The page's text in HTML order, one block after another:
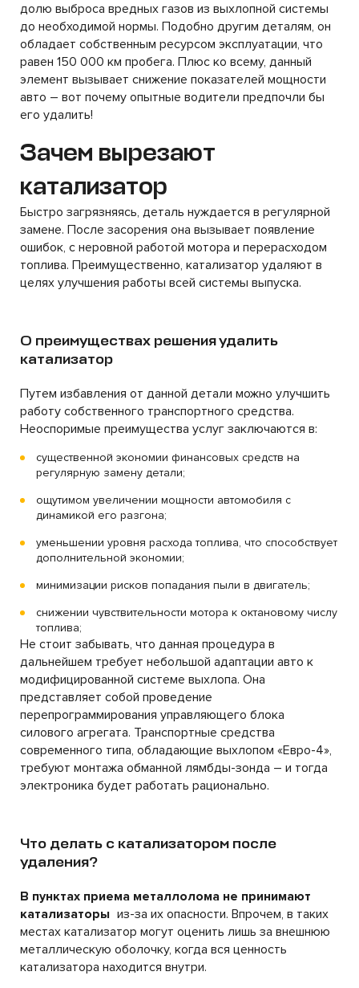
долю выброса вредных газов из выхлопной системы
до необходимой нормы. Подобно другим деталям, он
обладает собственным ресурсом эксплуатации, что
равен 150 000 км пробега. Плюс ко всему, данный
элемент вызывает снижение показателей мощности
авто – вот почему опытные водители предпочли бы
его удалить!
Зачем вырезают
катализатор
Быстро загрязняясь, деталь нуждается в регулярной
замене. После засорения она вызывает появление
ошибок, с неровной работой мотора и перерасходом
топлива. Преимущественно, катализатор удаляют в
целях улучшения работы всей системы выпуска.
О преимуществах решения удалить
катализатор
Путем избавления от данной детали можно улучшить
работу собственного транспортного средства.
Неоспоримые преимущества услуг заключаются в:
существенной экономии финансовых средств на
регулярную замену детали;
ощутимом увеличении мощности автомобиля с
динамикой его разгона;
уменьшении уровня расхода топлива, что способствует
дополнительной экономии;
минимизации рисков попадания пыли в двигатель;
снижении чувствительности мотора к октановому числу
топлива;
Не стоит забывать, что данная процедура в
дальнейшем требует небольшой адаптации авто к
модифицированной системе выхлопа. Она
представляет собой проведение
перепрограммирования управляющего блока
силового агрегата. Транспортные средства
современного типа, обладающие выхлопом «Евро-4»,
требуют монтажа обманной лямбды-зонда – и тогда
электроника будет работать рационально.
Что делать с катализатором после
удаления?
В пунктах приема металлолома не принимают
катализаторы из-за их опасности. Впрочем, в таких
местах катализатор могут оценить лишь за внешнюю
металлическую оболочку, когда вся ценность
катализатора находится внутри.